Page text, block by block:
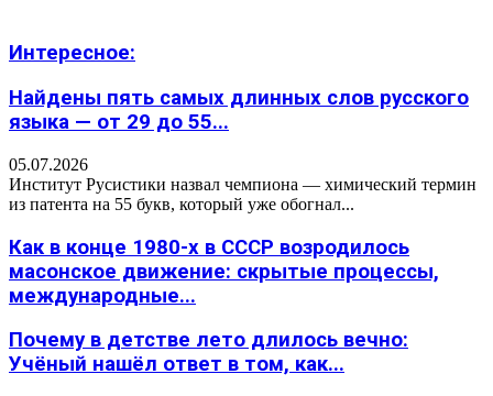
Интересное:
Найдены пять самых длинных слов русского
языка — от 29 до 55...
05.07.2026
Институт Русистики назвал чемпиона — химический термин
из патента на 55 букв, который уже обогнал...
Как в конце 1980-х в СССР возродилось
масонское движение: скрытые процессы,
международные...
Почему в детстве лето длилось вечно:
Учёный нашёл ответ в том, как...